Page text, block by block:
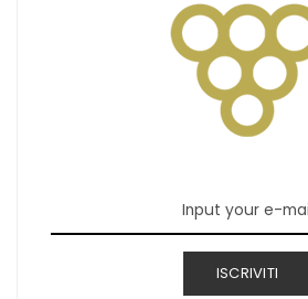
ISCRIVITI